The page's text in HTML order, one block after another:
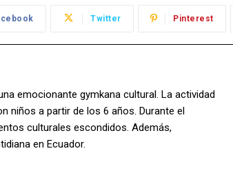
Twitter Pinterest
emocionante gymkana cultural. La actividad
niños a partir de los 6 años. Durante el
culturales escondidos. Además,
en Ecuador.